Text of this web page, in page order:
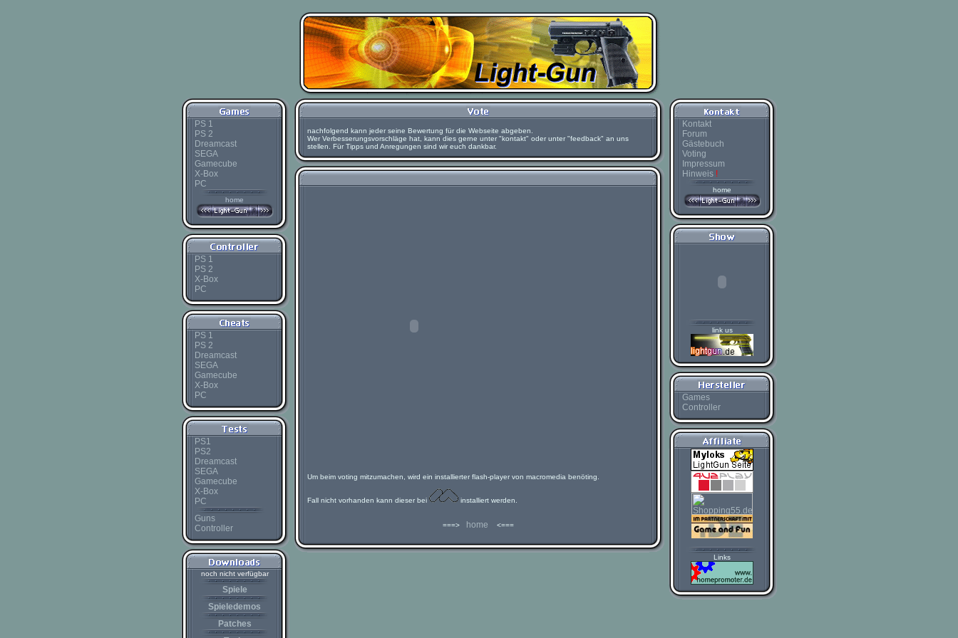
PS 1
PS 2
Dreamcast
SEGA
Gamecube
X-Box
PC
home
PS 1
PS 2
X-Box
PC
PS 1
PS 2
Dreamcast
SEGA
Gamecube
X-Box
PC
PS1
PS2
Dreamcast
SEGA
Gamecube
X-Box
PC
Guns
Controller
noch nicht verfügbar
Spiele
Spieledemos
Patches
nachfolgend kann jeder seine Bewertung für die Webseite abgeben.
Wer Verbesserungsvorschläge hat, kann dies gerne unter "kontakt" oder unter "feedback" an uns
stellen. Für Tipps und Anregungen sind wir euch dankbar.
Um beim voting mitzumachen, wird ein installierter flash-player von macromedia benöting.
Fall nicht vorhanden kann dieser bei installiert werden.
===> home <===
Kontakt
Forum
Gästebuch
Voting
Impressum
Hinweis !
home
link us
Games
Controller
Links